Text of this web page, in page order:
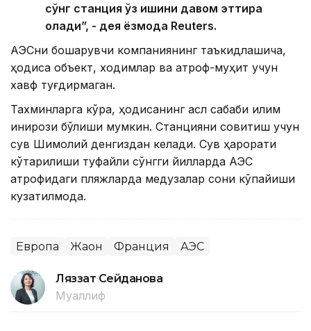
сўнг станция ўз ишини давом эттира
олади”, - дея ёзмоқда Reuters.
АЭСни бошқарувчи компаниянинг таъкидлашича,
ҳодиса объект, ходимлар ва атроф-муҳит учун
хавф туғдирмаган.
Тахминларга кўра, ҳодисанинг асл сабаби иқлим
инқирози бўлиши мумкин. Станцияни совитиш учун
сув Шимолий денгиздан келади. Сув ҳарорати
кўтарилиши туфайли сўнгги йилларда АЭС
атрофидаги пляжларда медузалар сони кўпайиши
кузатилмоқда.
Европа Жаҳон Франция АЭС
Ляззат Сейданова
Муаллиф